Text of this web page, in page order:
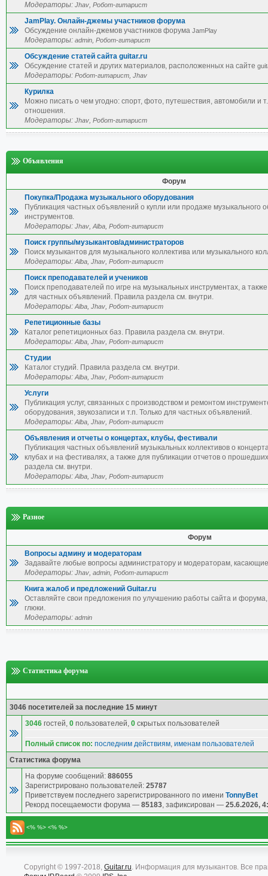
Модераторы: Jhav, Робот-гитарист
JamPlay. Онлайн-джемы участников форума
Обсуждение онлайн-джемов участников форума JamPlay
Модераторы: admin, Робот-гитарист
Обсуждение статей сайта guitar.ru
Обсуждение статей и других материалов, расположенных на сайте
Модераторы: Робот-гитарист, Jhav
Курилка
Можно писать о чем угодно: спорт, фото, путешествия, автомобили и
отношения.
Модераторы: Jhav, Робот-гитарист
Объявления
Форум
Покупка/Продажа музыкального оборудования
Публикация частных объявлений о купли или продаже музыкального
инструментов.
Модераторы: Jhav,Alba, Робот-гитарист
Поиск группы/музыкантов/администраторов
Поиск музыкантов для музыкального коллектива или музыкального
Модераторы:Alba, Jhav, Робот-гитарист
Поиск преподавателей и учеников
Поиск преподавателей по игре на музыкальных инструментах, а также
для частных объявлений. Правила раздела см. внутри.
Модераторы:Alba, Jhav, Робот-гитарист
Репетиционные базы
Каталог репетиционных баз. Правила раздела см. внутри.
Модераторы:Alba, Jhav, Робот-гитарист
Студии
Каталог студий. Правила раздела см. внутри.
Модераторы:Alba, Jhav, Робот-гитарист
Услуги
Публикация услуг, связанных с производством и ремонтом
оборудования, звукозаписи и т.п. Только для частных объявлений.
Модераторы:Alba, Jhav, Робот-гитарист
Объявления и отчеты о концертах, клубы, фестивали
Публикация частных объявлений музыкальных коллективов о
клубах и на фестивалях, а также для публикации отчетов о
раздела см. внутри.
Модераторы:Alba, Jhav, Робот-гитарист
Разное
Форум
Вопросы админу и модераторам
Задавайте любые вопросы администратору и модераторам,
Модераторы: Jhav, admin, Робот-гитарист
Книга жалоб и предложений Guitar.ru
Оставляйте свои предложения по улучшению работы сайта и
глюки.
Модераторы: admin
Статистика форума
3046 посетителей за последние 15 минут
3046 гостей, 0 пользователей, 0 скрытых пользователей
Полный список по: последним действиям, именам пользователей
Статистика форума
На форуме сообщений: 886055
Зарегистрировано пользователей: 25787
Приветствуем последнего зарегистрированного по имени TonnyBet
Рекорд посещаемости форума — 85183, зафиксирован — 25.6.2026,
<% %> <% %>
Copyright © 1997-2018, Guitar.ru. Информация для музыкантов. Все